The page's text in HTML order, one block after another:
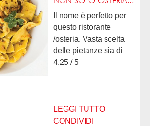
NON SOLO OSTERIA...
questo ristorante
/osteria. Vasta scelta
delle pietanze sia di
carne che di pesce.
ambiente dove
passare...
4.25 / 5
LEGGI TUTTO
CONDIVIDI